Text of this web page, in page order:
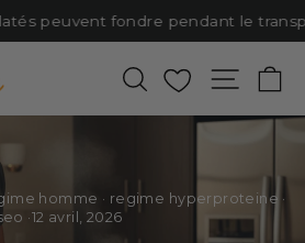
peuvent fondre pendant le
Rechercher
Favoris
homme · regime hyperproteine ·
·12 avril, 2026